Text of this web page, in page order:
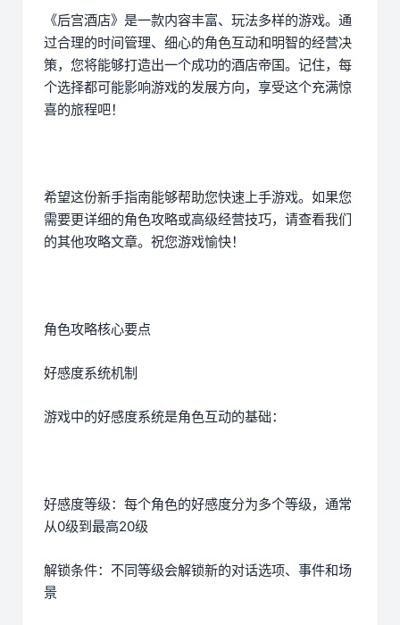
《后宫酒店》是一款内容丰富、玩法多样的游戏。通
过合理的时间管理、细心的角色互动和明智的经营决
策，您将能够打造出一个成功的酒店帝国。记住，每
个选择都可能影响游戏的发展方向，享受这个充满惊
喜的旅程吧！
希望这份新手指南能够帮助您快速上手游戏。如果您
需要更详细的角色攻略或高级经营技巧，请查看我们
的其他攻略文章。祝您游戏愉快！
角色攻略核心要点
好感度系统机制
游戏中的好感度系统是角色互动的基础：
好感度等级：每个角色的好感度分为多个等级，通常
从0级到最高20级
解锁条件：不同等级会解锁新的对话选项、事件和场
景